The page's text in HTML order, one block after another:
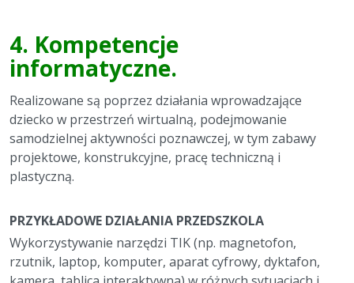
4. Kompetencje
informatyczne.
Realizowane są poprzez działania wprowadzające
dziecko w przestrzeń wirtualną, podejmowanie
samodzielnej aktywności poznawczej, w tym zabawy
projektowe, konstrukcyjne, pracę techniczną i
plastyczną.
PRZYKŁADOWE DZIAŁANIA PRZEDSZKOLA
Wykorzystywanie narzędzi TIK (np. magnetofon,
rzutnik, laptop, komputer, aparat cyfrowy, dyktafon,